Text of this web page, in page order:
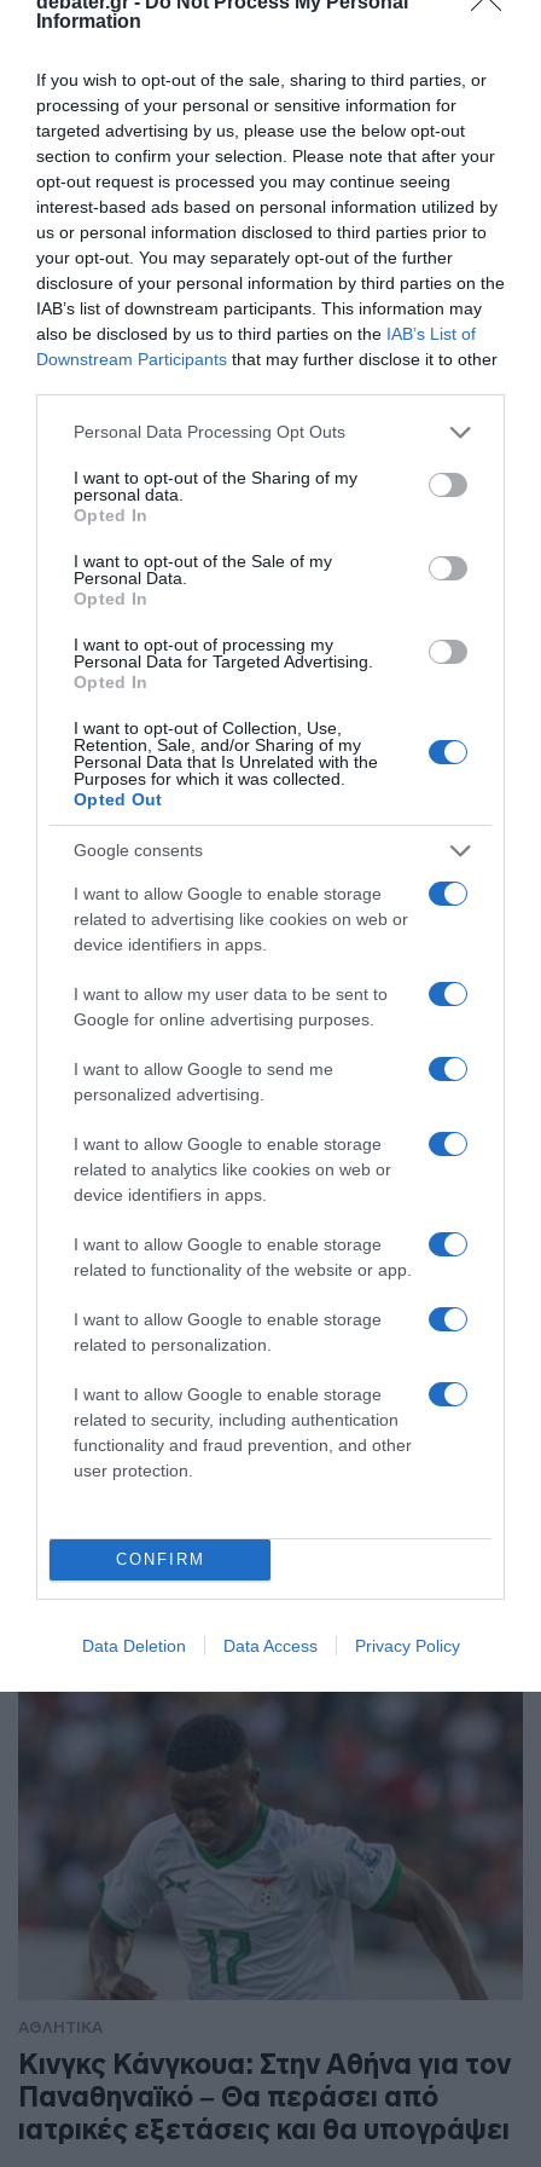
Information
If you wish to opt-out of the sale, sharing to third parties, or
processing of your personal or sensitive information for
targeted advertising by us, please use the below opt-out
section to confirm your selection. Please note that after your
opt-out request is processed you may continue seeing
interest-based ads based on personal information utilized by
us or personal information disclosed to third parties prior to
your opt-out. You may separately opt-out of the further
disclosure of your personal information by third parties on the
IAB’s list of downstream participants. This information may
also be disclosed by us to third parties on the IAB’s List of
Downstream Participants that may further disclose it to other
Please note that this website/app uses one or more Google
not limited to your visit or usage behaviour. You may click to
grant or deny consent to Google and its third-party tags to
use your data for below specified purposes in below Google
consent section.
Personal Data Processing Opt Outs
I want to opt-out of the Sharing of my
personal data.
Opted In
I want to opt-out of the Sale of my
Personal Data.
Opted In
I want to opt-out of processing my
Personal Data for Targeted Advertising.
Opted In
I want to opt-out of Collection, Use,
Retention, Sale, and/or Sharing of my
Personal Data that Is Unrelated with the
Purposes for which it was collected.
Opted Out
Google consents
I want to allow Google to enable storage
related to advertising like cookies on web or
device identifiers in apps.
I want to allow my user data to be sent to
Google for online advertising purposes.
I want to allow Google to send me
personalized advertising.
I want to allow Google to enable storage
related to analytics like cookies on web or
device identifiers in apps.
I want to allow Google to enable storage
related to functionality of the website or app.
I want to allow Google to enable storage
related to personalization.
I want to allow Google to enable storage
related to security, including authentication
functionality and fraud prevention, and other
user protection.
CONFIRM
Data Deletion Data Access Privacy Policy
ΑΘΛΗΤΙΚΑ
Ινφαντίνο, ενώ συνεχίζεται η κρίση
στη FIFA
Αντιμετωπίζει έντονες αντιδράσεις για την -πλέον
αποσυρμένη- πρόταση πώλησης μέρους των εμπορικών
δικαιωμάτων του Παγκοσμίου Κυπέλλου
ΑΘΛΗΤΙΚΑ
Παγκόσμιο Κ20: Ασημένιο μετάλλιο
μέτρων που την ανέβασε στο βάθρο
μήκος στην ιστορία της διοργάνωσης στις γυναίκες
ΑΘΛΗΤΙΚΑ
Κινγκς Κάνγκουα: Στην Αθήνα για τον
Παναθηναϊκό – Θα περάσει από
ιατρικές εξετάσεις και θα υπογράψει